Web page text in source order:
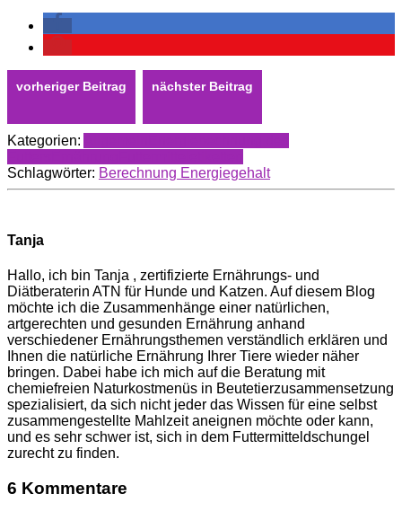
Kategorien:
Schlagwörter: Berechnung Energiegehalt
Tanja
Hallo, ich bin Tanja , zertifizierte Ernährungs- und
Diätberaterin ATN für Hunde und Katzen. Auf diesem Blog
möchte ich die Zusammenhänge einer natürlichen,
artgerechten und gesunden Ernährung anhand
verschiedener Ernährungsthemen verständlich erklären und
Ihnen die natürliche Ernährung Ihrer Tiere wieder näher
bringen. Dabei habe ich mich auf die Beratung mit
chemiefreien Naturkostmenüs in Beutetierzusammensetzung
spezialisiert, da sich nicht jeder das Wissen für eine selbst
zusammengestellte Mahlzeit aneignen möchte oder kann,
und es sehr schwer ist, sich in dem Futtermitteldschungel
zurecht zu finden.
6 Kommentare